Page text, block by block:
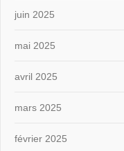
juin 2025
mai 2025
avril 2025
mars 2025
février 2025